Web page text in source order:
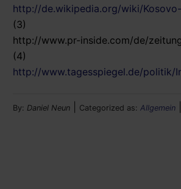
http://de.wikipedia.org/wiki/
(3)
http://www.pr-inside.com/de/
(4)
http://www.tagesspiegel.de/politik/
By: Daniel Neun Categorized as: Allgemein